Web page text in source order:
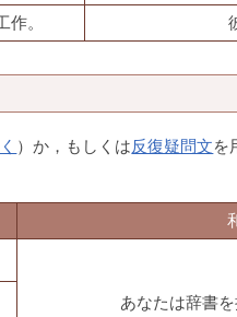
作。
）か，もしくは反復疑問文を
あなたは辞書を